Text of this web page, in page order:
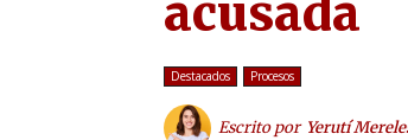
acusada
Destacados Procesos
Escrito por Yerutí